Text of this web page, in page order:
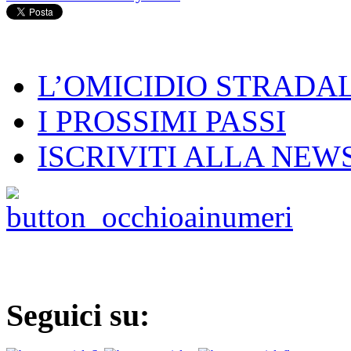
L’OMICIDIO
I PROSSIMI PASSI
ISCRIVITI ALLA
Seguici su: